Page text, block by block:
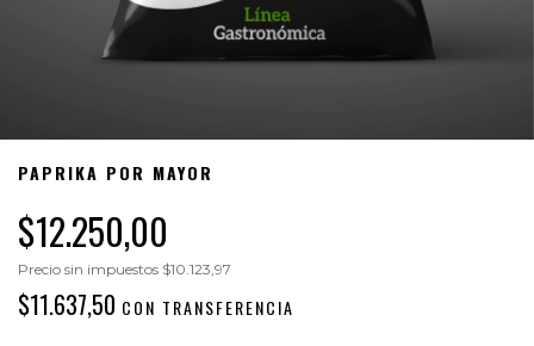
PAPRIKA POR MAYOR
$12.250,00
Precio sin impuestos $10.123,97
$11.637,50 CON TRANSFERENCIA